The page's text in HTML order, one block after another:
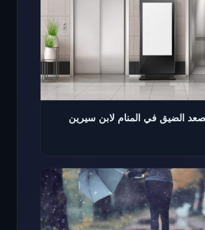
الضيق في المنام لابن سيرين